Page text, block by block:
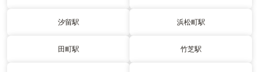
汐留駅 浜松町駅
田町駅 竹芝駅